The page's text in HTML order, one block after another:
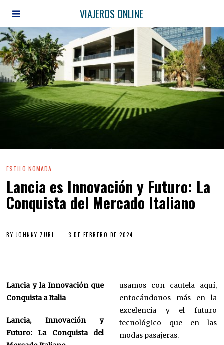
VIAJEROS ONLINE
ESTILO NOMADA
Lancia es Innovación y Futuro: La
Conquista del Mercado Italiano
BY JOHNNY ZURI 3 DE FEBRERO DE 2024
Lancia y la Innovación que
Conquista a Italia
Lancia, Innovación y
Futuro: La Conquista del
usamos con cautela aquí,
enfocándonos más en la
excelencia y el futuro
tecnológico que en las
modas pasajeras.